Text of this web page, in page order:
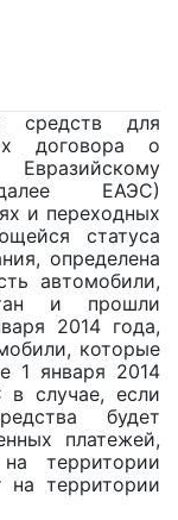
средств для
договора о
ЕАЭС)
и переходных
статуса
определена
автомобили,
и прошли
2014 года,
которые
1 января 2014
в случае, если
будет
платежей,
территории
на территории